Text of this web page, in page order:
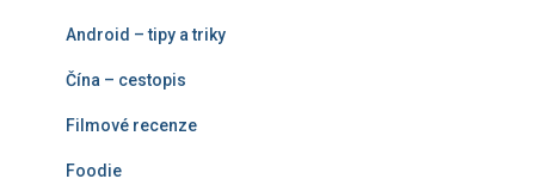
Android – tipy a triky
Čína – cestopis
Filmové recenze
Foodie